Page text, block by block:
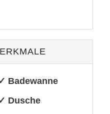
Badewanne
Dusche